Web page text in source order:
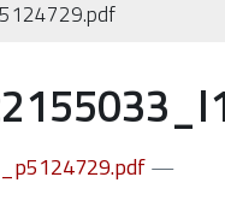
—